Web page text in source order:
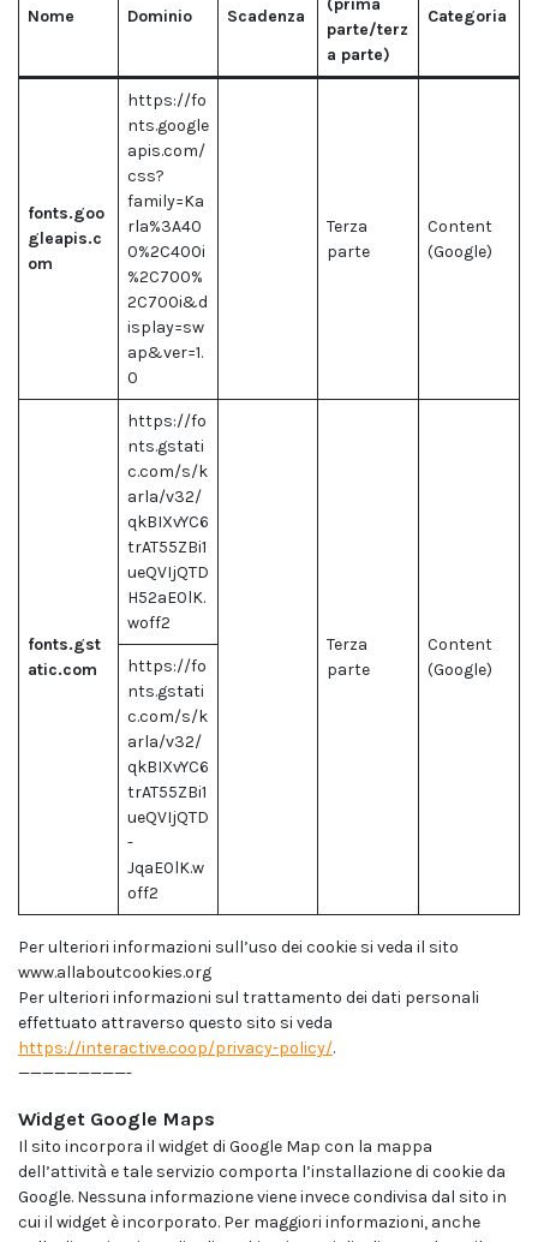
Nome Dominio Scadenza
(prima
parte/terz
a parte)
Categoria
fonts.goo
gleapis.c
om
https://fo
nts.google
apis.com/
css?
family=Ka
rla%3A40
0%2C400i
%2C700%
2C700i&d
isplay=sw
ap&ver=1.
0
Terza
parte
Content
(Google)
fonts.gst
atic.com
https://fo
nts.gstati
c.com/s/k
arla/v32/
qkBIXvYC6
trAT55ZBi1
ueQVIjQTD
H52aE0lK.
woff2
Terza
parte
Content
(Google)
https://fo
nts.gstati
c.com/s/k
arla/v32/
qkBIXvYC6
trAT55ZBi1
ueQVIjQTD
-
JqaE0lK.w
off2
Per ulteriori informazioni sull’uso dei cookie si veda il sito
www.allaboutcookies.org
Per ulteriori informazioni sul trattamento dei dati personali
effettuato attraverso questo sito si veda
https://interactive.coop/privacy-policy/.
—————————-
Widget Google Maps
Il sito incorpora il widget di Google Map con la mappa
dell’attività e tale servizio comporta l’installazione di cookie da
Google. Nessuna informazione viene invece condivisa dal sito in
cui il widget è incorporato. Per maggiori informazioni, anche